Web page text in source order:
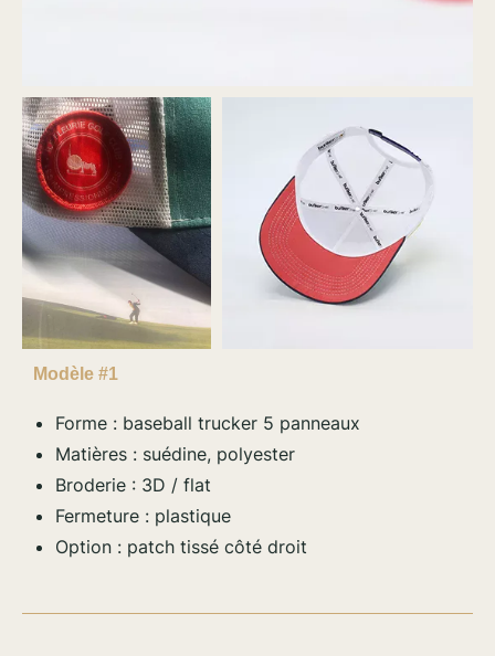
Modèle #1
Forme : baseball trucker 5 panneaux
Matières : suédine, polyester
Broderie : 3D / flat
Fermeture : plastique
Option : patch tissé côté droit